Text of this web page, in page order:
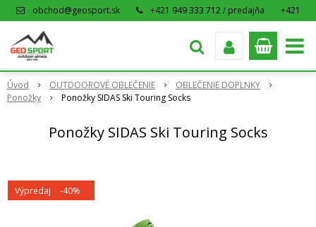
obchod@geosport.sk +421 949 333 712 / predajňa
+421
Úvod OUTDOOROVÉ OBLEČENIE
OBLEČENIE DOPLNKY
Ponožky
Ponožky SIDAS Ski Touring Socks
Ponožky SIDAS Ski Touring Socks
Výpredaj -40%